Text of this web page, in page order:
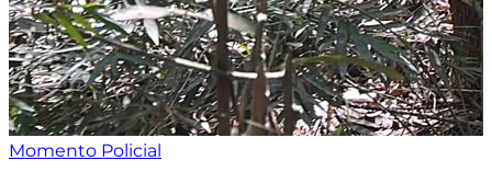
Momento Policial